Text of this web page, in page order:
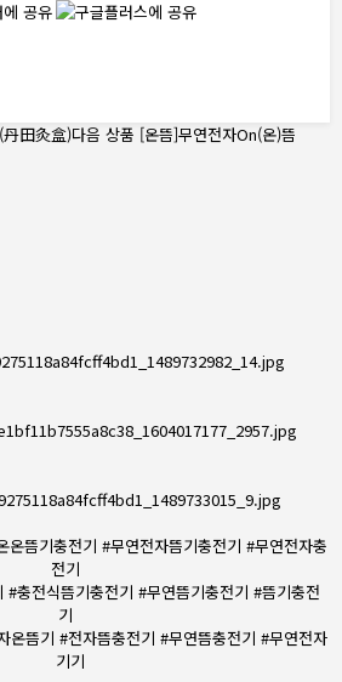
丹田灸盒)다음 상품 [온뜸]무연전자On(온)뜸
온뜸기충전기 #무연전자뜸기충전기 #무연전자충
전기
충전식뜸기충전기 #무연뜸기충전기 #뜸기충전
기
온뜸기 #전자뜸충전기 #무연뜸충전기 #무연전자
기기